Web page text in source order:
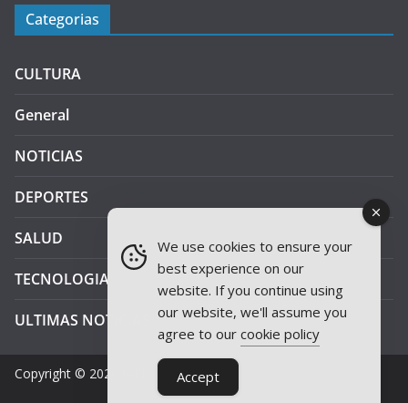
Categorias
CULTURA
General
NOTICIAS
DEPORTES
SALUD
TECNOLOGIA
ULTIMAS NOTICIAS
Copyright © 2026 JAEN PLUS RADIO
We use cookies to ensure your
best experience on our
website. If you continue using
our website, we'll assume you
agree to our cookie policy
Accept